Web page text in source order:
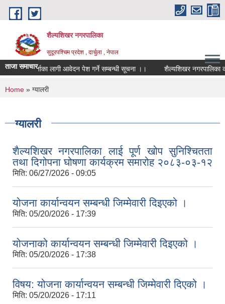
Skip to main content
शैल्यशिखर नगरपालिका
सुदूरपश्चिम प्रदेश , दार्चुला , नेपाल
ताजा समाचार
खोपकर्ताका लागी आवेदन पेश गर्ने सम्बन्धी सूचना ।। शैल्यशिखर नगरपालिका
You are here
Home » ग्यालरी
ग्यालरी
शैल्यशिखर नगरपालिका लाई पूर्ण खोप सुनिश्चितता
तथा दिगोपना घोषणा कार्यक्रम समारोह २०८३-०३-१२
मिति: 06/27/2026 - 09:05
योजना कार्यान्वयन सम्बन्धी जिम्मेवारी दिइएको ।
मिति: 05/20/2026 - 17:39
योजनाको कार्यान्वयन सम्बन्धी जिम्मेवारी दिइएको ।
मिति: 05/20/2026 - 17:38
विषय: योजना कार्यान्वयन सम्बन्धी जिम्मेवारी दिएको ।
मिति: 05/20/2026 - 17:11